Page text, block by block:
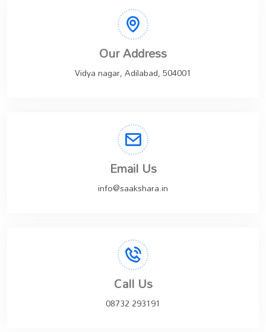
Our Address
Vidya nagar, Adilabad, 504001
Email Us
info@saakshara.in
Call Us
08732 293191